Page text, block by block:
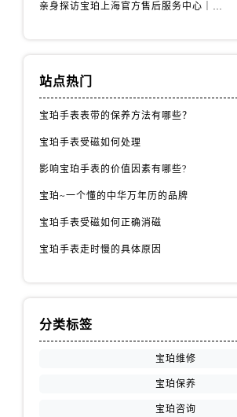
亲身探访宝珀上海官方售后服务中心｜网点地址及售后热线（2026年7月最新）
站点热门
宝珀手表表带的保养方法有哪些？
宝珀手表受磁如何处理
影响宝珀手表的价值因素有哪些?
宝珀~一个懂的中华万年历的品牌
宝珀手表受磁如何正确消磁
宝珀手表走时慢的具体原因
分类标签
宝珀维修
宝珀保养
宝珀咨询